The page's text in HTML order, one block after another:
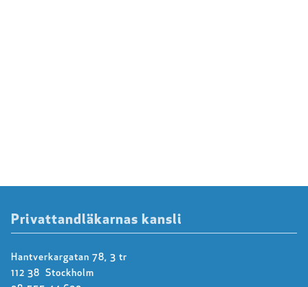
Privattandläkarnas kansli
Hantverkargatan 78, 3 tr
112 38 Stockholm